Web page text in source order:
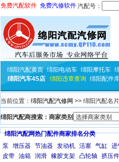
免费汽配软件 免费汽修软件 汽配号：
绵阳汽配黄页 绵阳电动车 绵阳摩托车
绵阳汽车4S店
绵阳违章查询 绵阳配件
当前位置： 绵阳汽配汽修网 >> 绵阳汽配名
绵阳汽配商搜索：商家类别
绵阳汽配网热门配件商家排名分类
泵
增压器 节油器 发动机 活塞 气缸 进
皮带 油箱 润滑 橡胶支架 凸轮轴 挤压件